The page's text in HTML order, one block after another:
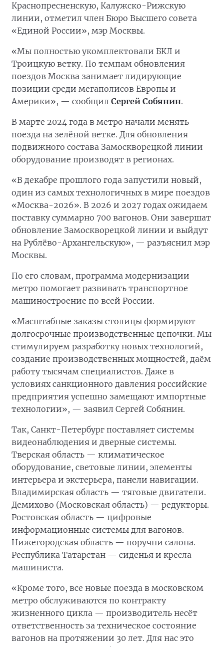
Краснопресненскую, Калужско-Рижскую
линии, отметил член Бюро Высшего совета
«Единой России», мэр Москвы.
«Мы полностью укомплектовали БКЛ и
Троицкую ветку. По темпам обновления
поездов Москва занимает лидирующие
позиции среди мегаполисов Европы и
Америки», — сообщил Сергей Собянин.
В марте 2024 года в метро начали менять
поезда на зелёной ветке. Для обновления
подвижного состава Замоскворецкой линии
оборудование производят в регионах.
«В декабре прошлого года запустили новый,
один из самых технологичных в мире поездов
«Москва-2026». В 2026 и 2027 годах ожидаем
поставку суммарно 700 вагонов. Они завершат
обновление Замоскворецкой линии и выйдут
на Рублёво-Архангельскую», — разъяснил мэр
Москвы.
По его словам, программа модернизации
метро помогает развивать транспортное
машиностроение по всей России.
«Масштабные заказы столицы формируют
долгосрочные производственные цепочки. Мы
стимулируем разработку новых технологий,
создание производственных мощностей, даём
работу тысячам специалистов. Даже в
условиях санкционного давления российские
предприятия успешно замещают импортные
технологии», — заявил Сергей Собянин.
Так, Санкт-Петербург поставляет системы
видеонаблюдения и дверные системы.
Тверская область — климатическое
оборудование, световые линии, элементы
интерьера и экстерьера, панели навигации.
Владимирская область — тяговые двигатели.
Демихово (Московская область) — редукторы.
Ростовская область — цифровые
информационные системы для вагонов.
Нижегородская область — поручни салона.
Республика Татарстан — сиденья и кресла
машиниста.
«Кроме того, все новые поезда в московском
метро обслуживаются по контракту
жизненного цикла — производитель несёт
ответственность за техническое состояние
вагонов на протяжении 30 лет. Для нас это